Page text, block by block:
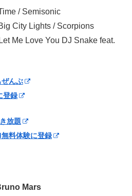
/ Semisonic
City Lights / Scorpions
Me Love You DJ Snake feat.
んぶ
登録
放題
料体験に登録
Mars